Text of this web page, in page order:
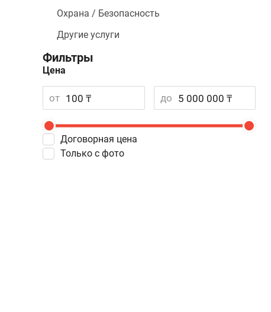
Охрана / Безопасность
Другие услуги
Фильтры
Цена
от до
Договорная цена
Только с фото